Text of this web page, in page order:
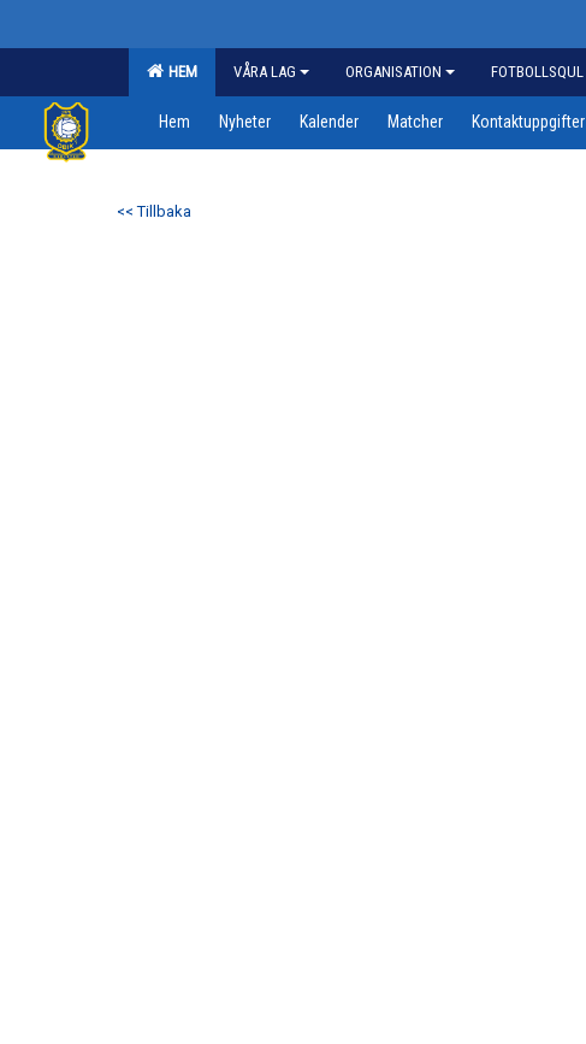
HEM VÅRA LAG ORGANISATION FOTBOLLSQUL
Hem Nyheter Kalender Matcher Kontaktuppgifter
<< Tillbaka